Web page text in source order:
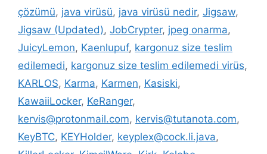
çözümü, java virüsü, java virüsü nedir, Jigsaw,
Jigsaw (Updated), JobCrypter, jpeg onarma,
JuicyLemon, Kaenlupuf, kargonuz size teslim
edilemedi, kargonuz size teslim edilemedi virüs,
KARLOS, Karma, Karmen, Kasiski,
KawaiiLocker, KeRanger,
kervis@protonmail.com, kervis@tutanota.com,
KeyBTC, KEYHolder, keyplex@cock.li.java,